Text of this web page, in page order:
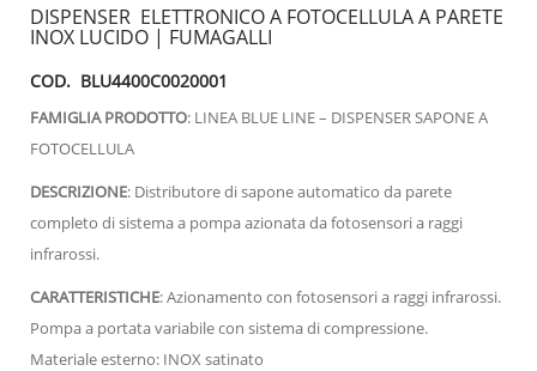
DISPENSER ELETTRONICO A FOTOCELLULA A PARETE
INOX LUCIDO | FUMAGALLI
COD. BLU4400C0020001
FAMIGLIA PRODOTTO: LINEA BLUE LINE – DISPENSER SAPONE A
FOTOCELLULA
DESCRIZIONE: Distributore di sapone automatico da parete
completo di sistema a pompa azionata da fotosensori a raggi
infrarossi.
CARATTERISTICHE: Azionamento con fotosensori a raggi infrarossi.
Pompa a portata variabile con sistema di compressione.
Materiale esterno: INOX satinato